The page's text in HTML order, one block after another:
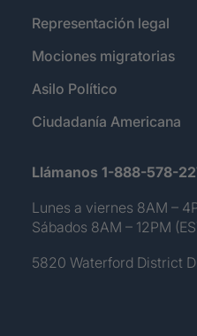
Representación legal
Mociones migratorias
Asilo Político
Ciudadanía Americana
Llámanos 1-888-578-
Lunes a viernes 8AM –
Sábados 8AM – 12PM
5820 Waterford District